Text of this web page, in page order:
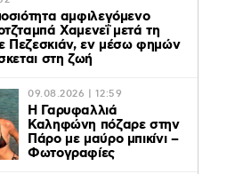
αμφιλεγόμενο
Χαμενεΐ μετά τη
Πεζεσκιάν, εν μέσω φημών
στη ζωή
09.08.2026 | 12:59
Η Γαρυφαλλιά
Καληφώνη πόζαρε στην
Πάρο με μαύρο μπικίνι –
Φωτογραφίες